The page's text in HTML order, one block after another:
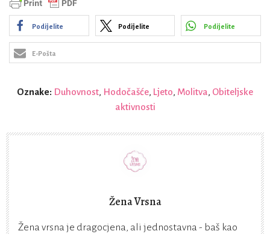
Podijelite Podijelite Podijelite
E-Pošta
Oznake: Duhovnost, Hodočašće, Ljeto, Molitva, Obiteljske
aktivnosti
Žena Vrsna
Žena vrsna je dragocjena, ali jednostavna - baš kao